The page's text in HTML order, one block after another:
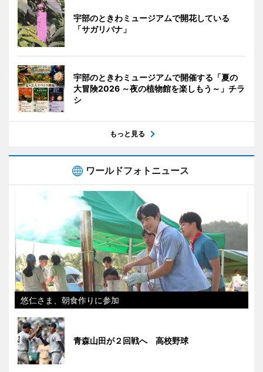
宇部のときわミュージアムで開花している
「サガリバナ」
宇部のときわミュージアムで開催する「夏の
大冒険2026 ～夜の植物館を楽しもう～」チラ
シ
もっと見る
ワールドフォトニュース
悠仁さま、朝食作りに参加
青森山田が２回戦へ 高校野球